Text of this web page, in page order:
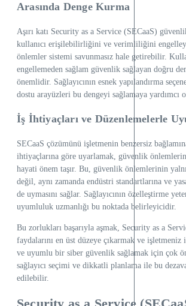
Arasında Denge Kurma
Aşırı katı Security as a Service (SECaaS)
kullanıcı erişilebilirliğini ve verimliliğini
önlemler sistemi savunmasız hale getirebilir.
engellemeden sağlam güvenlik sağlayan doğru
önemlidir. Sağlayıcının esnek yapılandırma
dostu arayüzleri bu dengeyi sağlamaya yardımcı
İş İhtiyaçları ve Düzenlemelerle
SECaaS çözümünü işletmenin benzersiz
ihtiyaçlarına göre uyarlamak, güvenlik
hayati önem taşır. Bu, güvenlik önlemlerinin
değil, aynı zamanda endüstri standartlarına ve
de uymasını sağlar. Sağlayıcının özelleştirme
uyumluluk uzmanlığı bu noktada belirleyicidir.
Bu zorlukları başarıyla aşmak, Security as a
faydalarını en üst düzeye çıkarmak ve
ve uyumlu bir siber güvenlik sağlamak için çok
sağlayıcı seçimi ve dikkatli planlama ile bu
edilebilir.